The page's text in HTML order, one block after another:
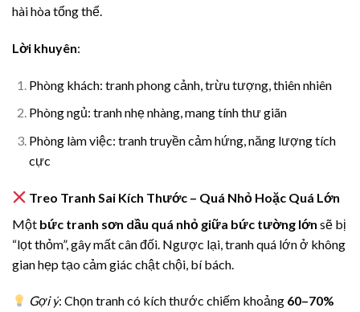
hài hòa tổng thể.
Lời khuyên:
Phòng khách: tranh phong cảnh, trừu tượng, thiên nhiên
Phòng ngủ: tranh nhẹ nhàng, mang tính thư giãn
Phòng làm việc: tranh truyền cảm hứng, năng lượng tích
cực
Treo Tranh Sai Kích Thước – Quá Nhỏ Hoặc Quá Lớn
Một bức tranh sơn dầu quá nhỏ giữa bức tường lớn sẽ bị
“lọt thỏm”, gây mất cân đối. Ngược lại, tranh quá lớn ở không
gian hẹp tạo cảm giác chật chội, bí bách.
Gợi ý: Chọn tranh có kích thước chiếm khoảng 60–70%